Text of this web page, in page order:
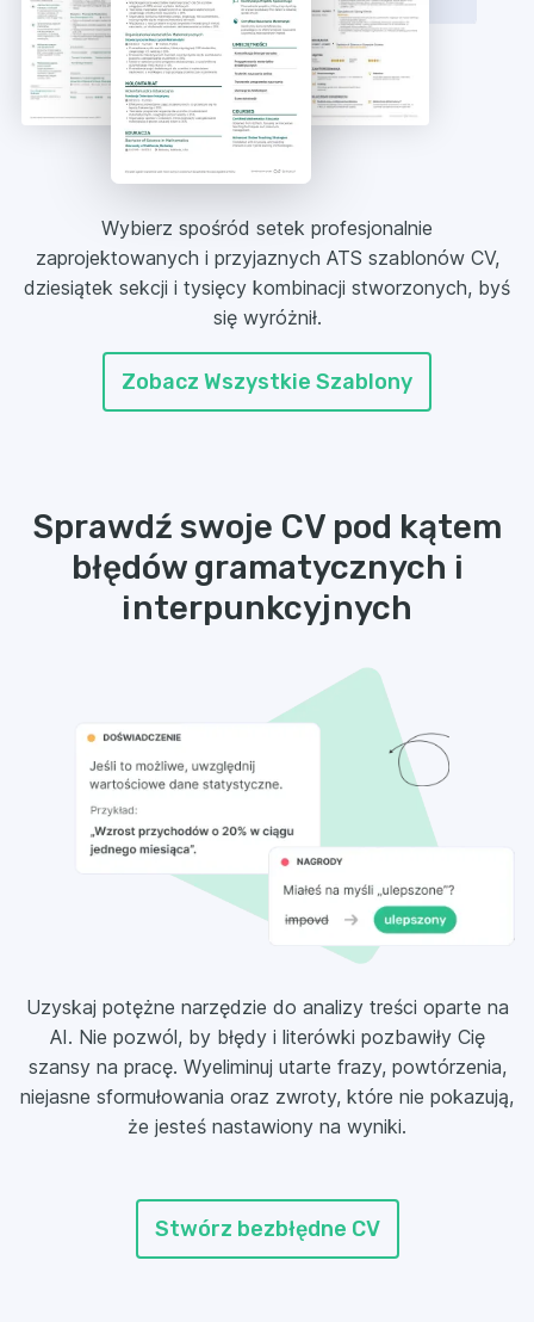
Wybierz spośród setek profesjonalnie
zaprojektowanych i przyjaznych ATS szablonów CV,
dziesiątek sekcji i tysięcy kombinacji stworzonych, byś
się wyróżnił.
Zobacz Wszystkie Szablony
Sprawdź swoje CV pod kątem
błędów gramatycznych i
interpunkcyjnych
Uzyskaj potężne narzędzie do analizy treści oparte na
AI. Nie pozwól, by błędy i literówki pozbawiły Cię
szansy na pracę. Wyeliminuj utarte frazy, powtórzenia,
niejasne sformułowania oraz zwroty, które nie pokazują,
że jesteś nastawiony na wyniki.
Stwórz bezbłędne CV